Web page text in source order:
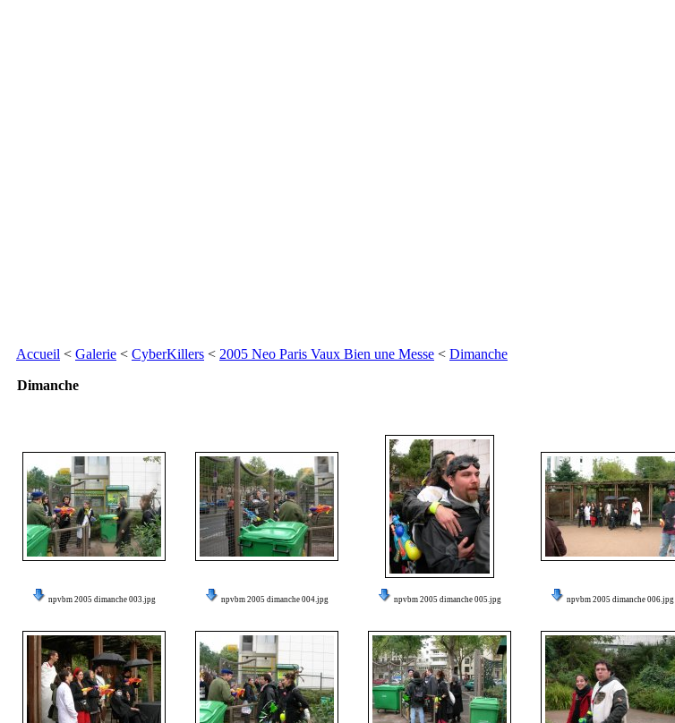
Accueil < Galerie < CyberKillers < 2005 Neo Paris Vaux Bien une Messe < Dimanche
Dimanche
npvbm 2005 dimanche 003.jpg npvbm 2005 dimanche 004.jpg npvbm 2005 dimanche 005.jpg npvbm 2005 dimanche 006.jpg